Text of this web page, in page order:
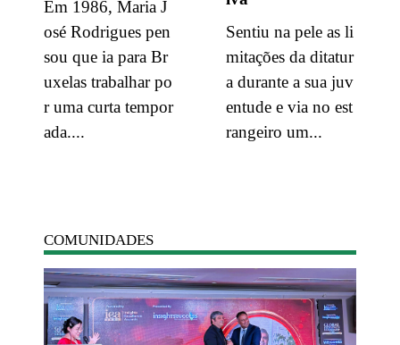
Em 1986, Maria J
osé Rodrigues pen
sou que ia para Br
uxelas trabalhar po
r uma curta tempor
ada....
Sentiu na pele as li
mitações da ditatur
a durante a sua juv
entude e via no est
rangeiro um...
COMUNIDADES